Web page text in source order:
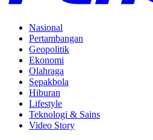
Nasional
Pertambangan
Geopolitik
Ekonomi
Olahraga
Sepakbola
Hiburan
Lifestyle
Teknologi & Sains
Video Story